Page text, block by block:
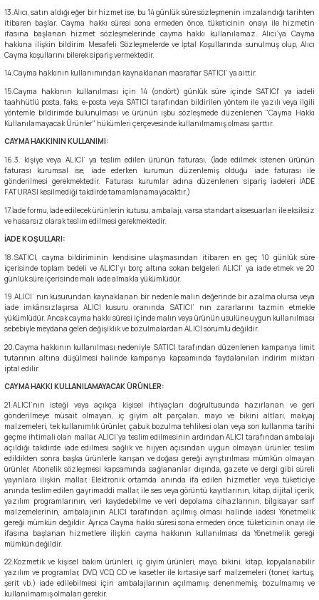
Şapka
Şarjorlük
Sele Altı Çanta
Su Geçirmez Çanta
13.Alıcı, satın aldığı eğer bir hizmet ise, bu 14 günlük süre sözleşmenin imzalandığı tarihten
itibaren başlar. Cayma hakkı süresi sona ermeden önce, tüketicinin onayı ile hizmetin
ifasına başlanan hizmet sözleşmelerinde cayma hakkı kullanılamaz. Alıcı’ya Cayma
hakkına ilişkin bildirim Mesafeli Sözleşmelerde ve İptal Koşullarında sunulmuş olup, Alıcı
Cayma koşullarını bilerek sipariş vermektedir.
14.Cayma hakkının kullanımından kaynaklanan masraflar SATICI’ ya aittir.
15.Cayma hakkının kullanılması için 14 (ondört) günlük süre içinde SATICI' ya iadeli
taahhütlü posta, faks, e-posta veya SATICI tarafından bildirilen yöntem ile yazılı veya ilgili
yöntemle bildirimde bulunulması ve ürünün işbu sözleşmede düzenlenen "Cayma Hakkı
Kullanılamayacak Ürünler" hükümleri çerçevesinde kullanılmamış olması şarttır.
CAYMA HAKKININ KULLANIMI:
16.3. kişiye veya ALICI’ ya teslim edilen ürünün faturası, (İade edilmek istenen ürünün
faturası kurumsal ise, iade ederken kurumun düzenlemiş olduğu iade faturası ile
gönderilmesi gerekmektedir. Faturası kurumlar adına düzenlenen sipariş iadeleri İADE
FATURASI kesilmediği takdirde tamamlanamayacaktır.)
17.İade formu, İade edilecek ürünlerin kutusu, ambalajı, varsa standart aksesuarları ile eksiksiz
ve hasarsız olarak teslim edilmesi gerekmektedir.
İADE KOŞULLARI:
18.SATICI, cayma bildiriminin kendisine ulaşmasından itibaren en geç 10 günlük süre
içerisinde toplam bedeli ve ALICI’yı borç altına sokan belgeleri ALICI’ ya iade etmek ve 20
günlük süre içerisinde malı iade almakla yükümlüdür.
19.ALICI’ nın kusurundan kaynaklanan bir nedenle malın değerinde bir azalma olursa veya
iade imkânsızlaşırsa ALICI kusuru oranında SATICI’ nın zararlarını tazmin etmekle
yükümlüdür. Ancak cayma hakkı süresi içinde malın veya ürünün usulüne uygun kullanılması
sebebiyle meydana gelen değişiklik ve bozulmalardan ALICI sorumlu değildir.
20.Cayma hakkının kullanılması nedeniyle SATICI tarafından düzenlenen kampanya limit
tutarının altına düşülmesi halinde kampanya kapsamında faydalanılan indirim miktarı
iptal edilir.
CAYMA HAKKI KULLANILAMAYACAK ÜRÜNLER:
21.ALICI’nın isteği veya açıkça kişisel ihtiyaçları doğrultusunda hazırlanan ve geri
gönderilmeye müsait olmayan, iç giyim alt parçaları, mayo ve bikini altları, makyaj
malzemeleri, tek kullanımlık ürünler, çabuk bozulma tehlikesi olan veya son kullanma tarihi
geçme ihtimali olan mallar, ALICI’ya teslim edilmesinin ardından ALICI tarafından ambalajı
açıldığı takdirde iade edilmesi sağlık ve hijyen açısından uygun olmayan ürünler, teslim
edildikten sonra başka ürünlerle karışan ve doğası gereği ayrıştırılması mümkün olmayan
ürünler, Abonelik sözleşmesi kapsamında sağlananlar dışında, gazete ve dergi gibi süreli
yayınlara ilişkin mallar, Elektronik ortamda anında ifa edilen hizmetler veya tüketiciye
anında teslim edilen gayrimaddi mallar, ile ses veya görüntü kayıtlarının, kitap, dijital içerik,
yazılım programlarının, veri kaydedebilme ve veri depolama cihazlarının, bilgisayar sarf
malzemelerinin, ambalajının ALICI tarafından açılmış olması halinde iadesi Yönetmelik
gereği mümkün değildir. Ayrıca Cayma hakkı süresi sona ermeden önce, tüketicinin onayı ile
ifasına başlanan hizmetlere ilişkin cayma hakkının kullanılması da Yönetmelik gereği
mümkün değildir.
22.Kozmetik ve kişisel bakım ürünleri, iç giyim ürünleri, mayo, bikini, kitap, kopyalanabilir
yazılım ve programlar, DVD, VCD, CD ve kasetler ile kırtasiye sarf malzemeleri (toner, kartuş,
şerit vb.) iade edilebilmesi için ambalajlarının açılmamış, denenmemiş, bozulmamış ve
kullanılmamış olmaları gerekir.